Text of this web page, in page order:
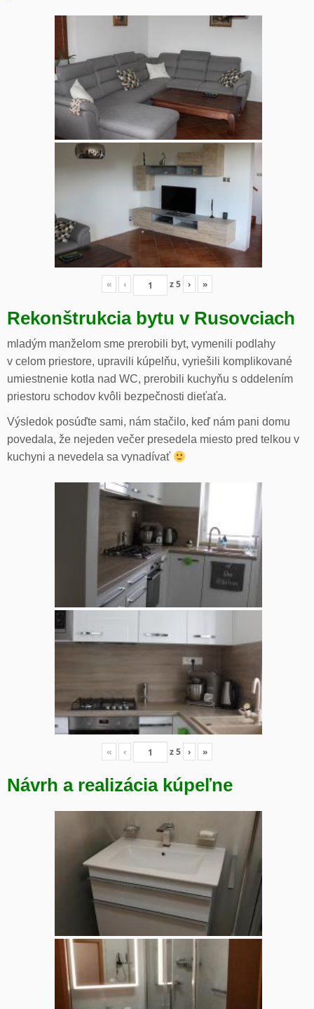
« ‹ z5 › »
Rekonštrukcia bytu v Rusovciach
mladým manželom sme prerobili byt, vymenili podlahy
v celom priestore, upravili kúpelňu, vyriešili komplikované
umiestnenie kotla nad WC, prerobili kuchyňu s oddelením
priestoru schodov kvôli bezpečnosti dieťaťa.
Výsledok posúďte sami, nám stačilo, keď nám pani domu
povedala, že nejeden večer presedela miesto pred telkou v
kuchyni a nevedela sa vynadívať
« ‹ z5 › »
Návrh a realizácia kúpeľne